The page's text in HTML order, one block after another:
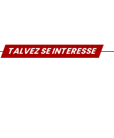
TALVEZ SE INTERESSE